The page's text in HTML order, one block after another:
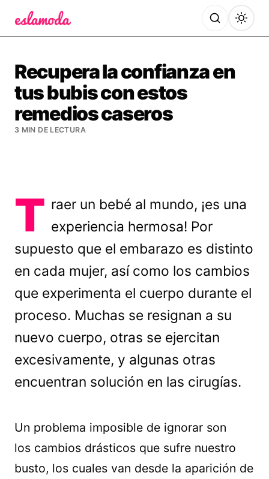
Recupera la confianza en
tus bubis con estos
remedios caseros
3 MIN DE LECTURA
T raer un bebé al mundo, ¡es una
experiencia hermosa! Por
supuesto que el embarazo es distinto
en cada mujer, así como los cambios
que experimenta el cuerpo durante el
proceso. Muchas se resignan a su
nuevo cuerpo, otras se ejercitan
excesivamente, y algunas otras
encuentran solución en las cirugías.
Un problema imposible de ignorar son
los cambios drásticos que sufre nuestro
busto, los cuales van desde la aparición de